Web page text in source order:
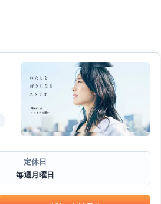
定休日
毎週月曜日